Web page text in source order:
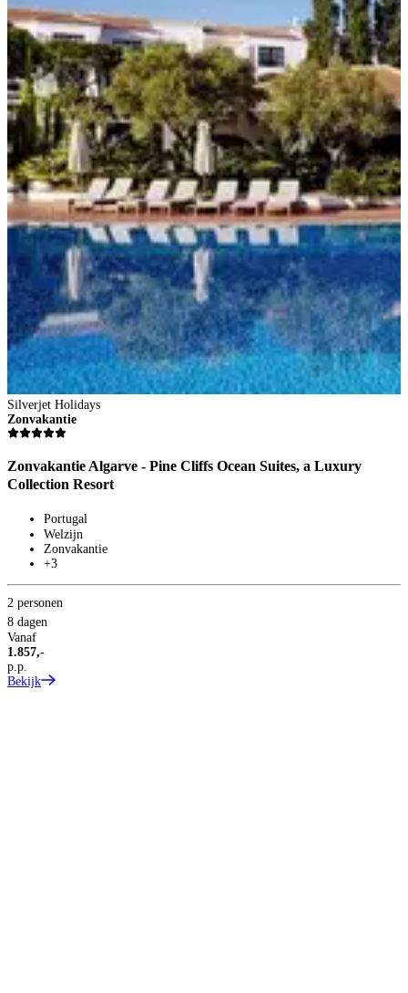
Silverjet Holidays
Zonvakantie
Zonvakantie Algarve - Pine Cliffs Ocean Suites, a Luxury
Collection Resort
Portugal
Welzijn
Zonvakantie
+3
2 personen
8 dagen
Vanaf
1.857,-
p.p.
Bekijk